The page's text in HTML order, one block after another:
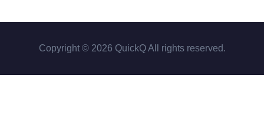
Copyright © 2026 QuickQ All rights reserved.